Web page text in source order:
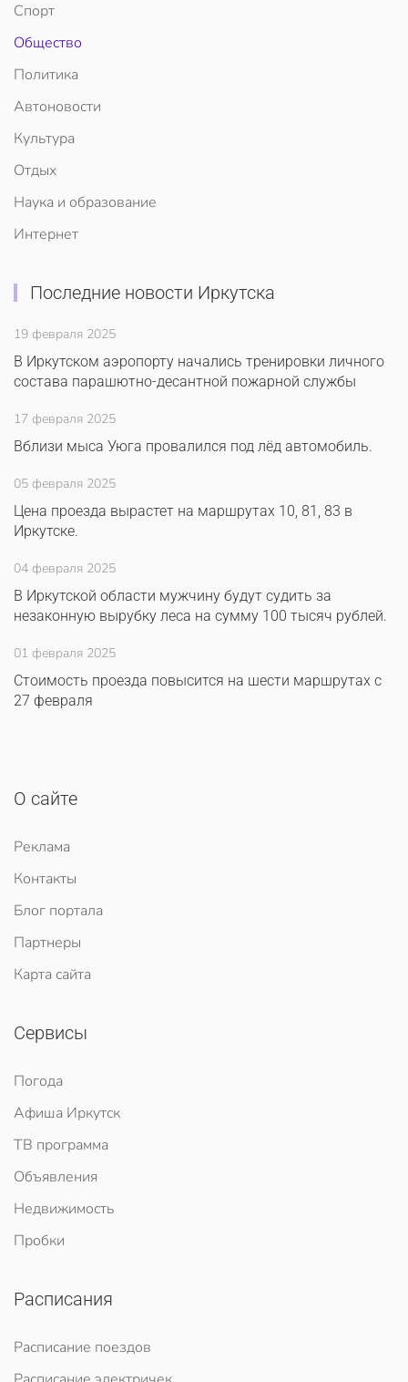
Спорт
Общество
Политика
Автоновости
Культура
Отдых
Наука и образование
Интернет
Последние новости Иркутска
19 февраля 2025
В Иркутском аэропорту начались тренировки личного
состава парашютно-десантной пожарной службы
17 февраля 2025
Вблизи мыса Уюга провалился под лёд автомобиль.
05 февраля 2025
Цена проезда вырастет на маршрутах 10, 81, 83 в
Иркутске.
04 февраля 2025
В Иркутской области мужчину будут судить за
незаконную вырубку леса на сумму 100 тысяч рублей.
01 февраля 2025
Стоимость проезда повысится на шести маршрутах с
27 февраля
О сайте
Реклама
Контакты
Блог портала
Партнеры
Карта сайта
Сервисы
Погода
Афиша Иркутск
ТВ программа
Объявления
Недвижимость
Пробки
Расписания
Расписание поездов